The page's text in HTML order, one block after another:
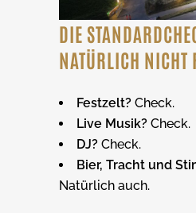
DIE
NATÜRLICH NICHT
Festzelt? Check.
Live Musik? Check.
DJ? Check.
Bier, Tracht und
Natürlich auch.